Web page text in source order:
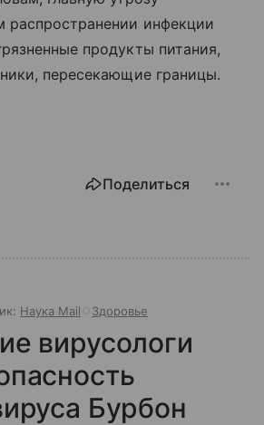
инфекции
продукты питания,
пересекающие границы.
Поделиться
Наука Mail Здоровье
вирусологи
Бурбон